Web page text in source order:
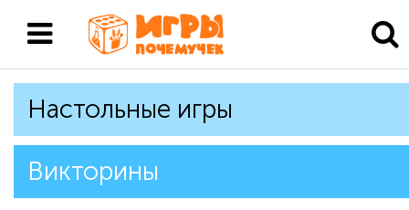
Настольные игры
Викторины